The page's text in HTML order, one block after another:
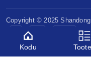
Copyright © 2025 Shandong
EPA
Kodu